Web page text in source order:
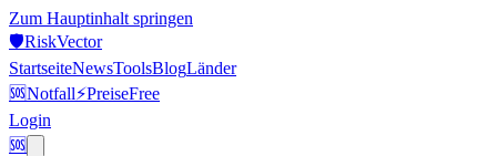
Zum Hauptinhalt springen
🛡️RiskVector
StartseiteNewsToolsBlogLänder
🆘Notfall⚡PreiseFree
Login
🆘